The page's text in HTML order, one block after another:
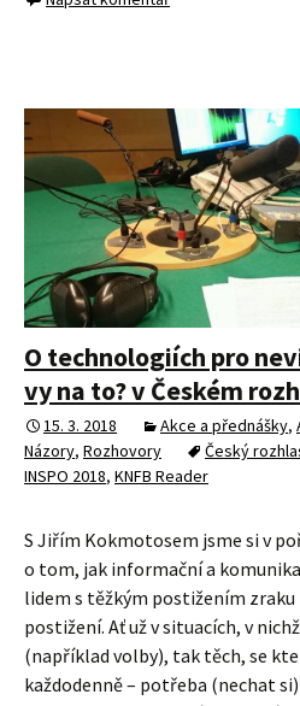
O technologiích pro
vy na to? v Českém
15. 3. 2018 Akce a přednášky
Názory ,Rozhovory Český
INSPO 2018,KNFB Reader
S Jiřím Kokmotosem jsme si v
o tom, jak informační a
(například volby), tak těch, se
každodenně – potřeba (nechat
text, vyhledat spojení, koupit
Řeč přišla i na samostatný pohyb
správně pommáhat na ulici, či